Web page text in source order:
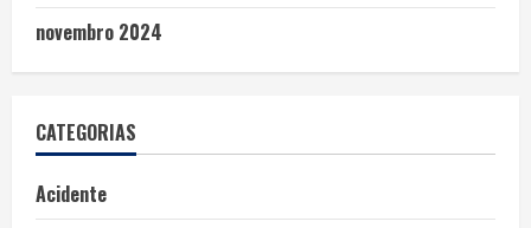
novembro 2024
CATEGORIAS
Acidente